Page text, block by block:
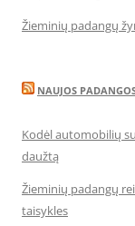
Žieminių padangų
NAUJOS
Kodėl automobilių
daužtą
Žieminių padangų
taisykles